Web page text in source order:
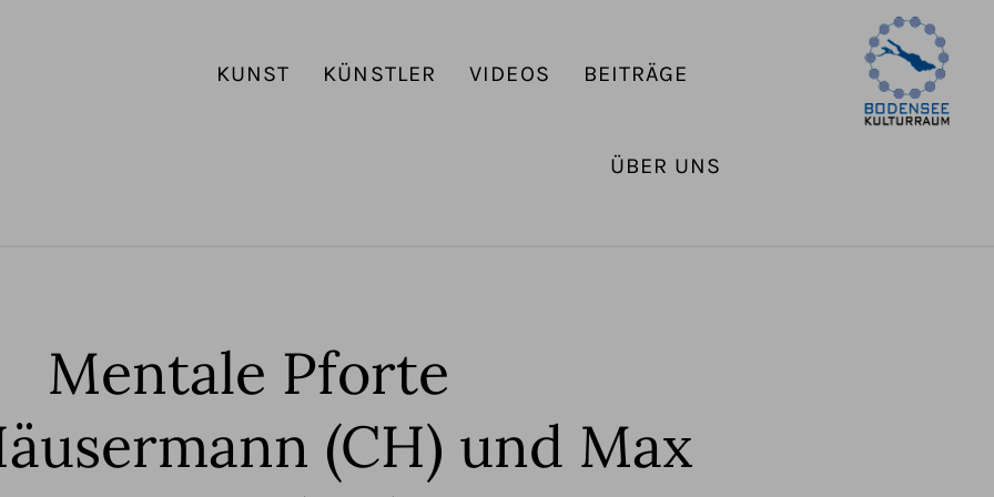
KUNST KÜNSTLER VIDEOS BEITRÄGE
ÜBER UNS
Mentale Pforte
(CH) und Max